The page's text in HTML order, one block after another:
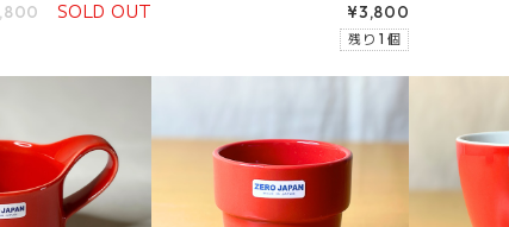
SOLD OUT ¥3,800
残り 1 個